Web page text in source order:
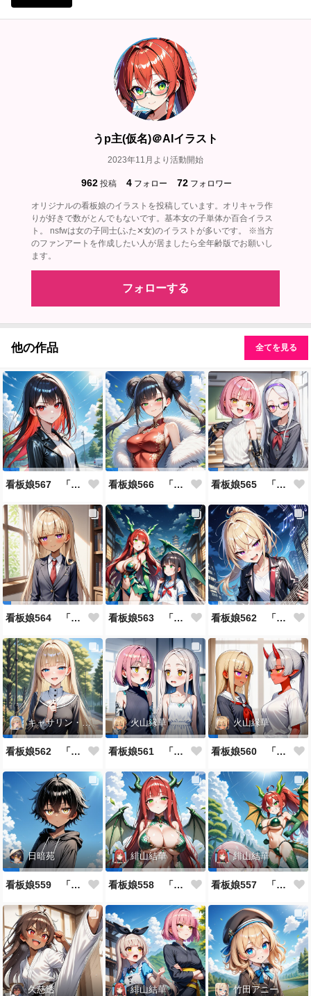
うp主(仮名)＠AIイラスト
2023年11月より活動開始
962 投稿 4 フォロー 72 フォロワー
オリジナルの看板娘のイラストを投稿しています。オリキャラ作
りが好きで数がとんでもないです。基本女の子単体か百合イラス
ト。 nsfwは女の子同士(ふた✕女)のイラストが多いです。 ※当方
のファンアートを作成したい人が居ましたら全年齢版でお願いし
ます。
フォローする
他の作品 全てを見る
看板娘567 「雪村恋のよもやま話」 看板娘566 「ナンシー・ツァオのよもやま話」 看板娘565 「銀一族」
看板娘564 「ジェルマ・レスポストン・八百のよもやま話」 看板娘563 「騒ぎの終わり」 看板娘562 「八木沼千絵のよもやま話」
キャサリン・アストリー
看板娘562 「キャサリン・アストリーのよもやま話」
火山縁華
看板娘561 「火山一族」
火山縁華
看板娘560 「緋山一族」
日暗苑
看板娘559 「日暗苑のよもやま話」
緋山結華
看板娘558 「緋山結華」キャラクター紹介
緋山結華
看板娘557 「其々の再会」
久慈透 緋山結華 竹田アニー